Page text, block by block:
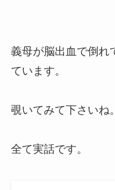
義母が脳出血で倒れ
ています。
覗いてみて下さいね。
全て実話です。